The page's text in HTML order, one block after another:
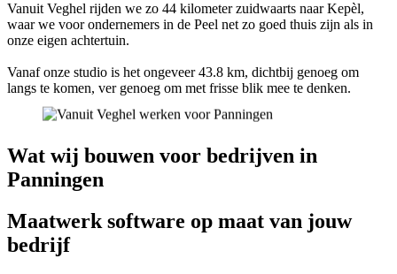
Vanuit Veghel rijden we zo 44 kilometer zuidwaarts naar Kepèl,
waar we voor ondernemers in de Peel net zo goed thuis zijn als in
onze eigen achtertuin.
Vanaf onze studio is het ongeveer 43.8 km, dichtbij genoeg om
langs te komen, ver genoeg om met frisse blik mee te denken.
Wat wij bouwen voor bedrijven in
Panningen
Maatwerk software op maat van jouw
bedrijf